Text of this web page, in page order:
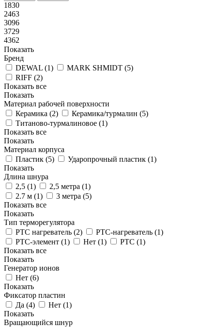
1830
2463
3096
3729
4362
Показать
Бренд
DEWAL (1) MARK SHMIDT (5)
RIFF (2)
Показать все
Показать
Материал рабочей поверхности
Керамика (2) Керамика/турмалин (5)
Титаново-турмалиновое (1)
Показать все
Показать
Материал корпуса
Пластик (5) Ударопрочный пластик (1)
Показать
Длина шнура
2,5 (1) 2,5 метра (1)
2.7 м (1) 3 метра (5)
Показать все
Показать
Тип терморегулятора
PTC нагреватель (2) PTC-нагреватель (1)
PTC-элемент (1) Нет (1) РТС (1)
Показать все
Показать
Генератор ионов
Нет (6)
Показать
Фиксатор пластин
Да (4) Нет (1)
Показать
Вращающийся шнур